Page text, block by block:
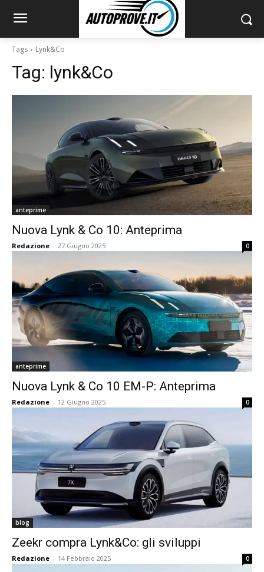
Tags Lynk&Co
Tag: lynk&Co
anteprime
Nuova Lynk & Co 10: Anteprima
Redazione - 27 Giugno 2025 0
anteprime
Nuova Lynk & Co 10 EM-P: Anteprima
Redazione - 12 Giugno 2025 0
blog
Zeekr compra Lynk&Co: gli sviluppi
Redazione - 14 Febbraio 2025 0